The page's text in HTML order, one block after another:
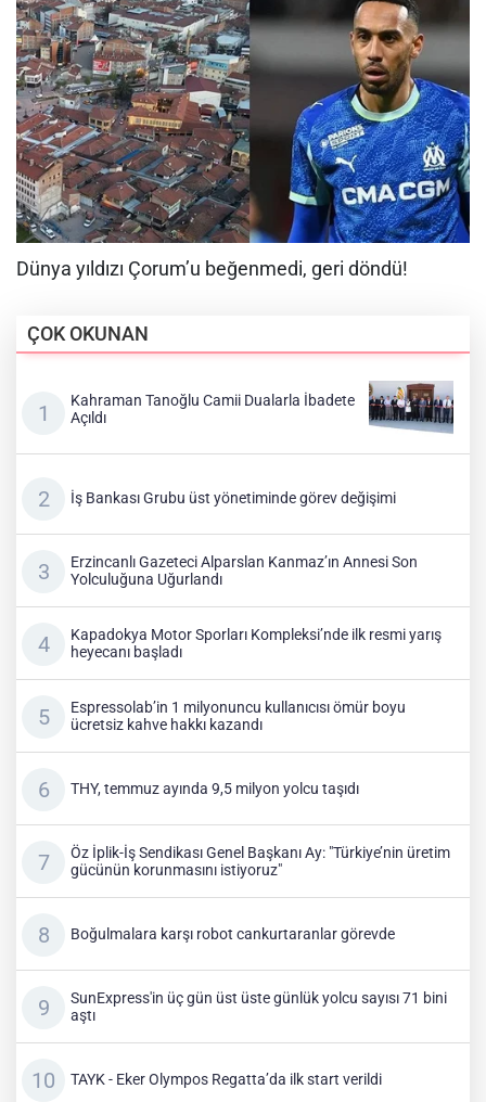
ÇOK OKUNAN
Kahraman Tanoğlu Camii Dualarla İbadete
Açıldı
İş Bankası Grubu üst yönetiminde görev değişimi
Erzincanlı Gazeteci Alparslan Kanmaz’ın Annesi Son
Yolculuğuna Uğurlandı
Kapadokya Motor Sporları Kompleksi’nde ilk resmi yarış
heyecanı başladı
Espressolab’in 1 milyonuncu kullanıcısı ömür boyu
ücretsiz kahve hakkı kazandı
THY, temmuz ayında 9,5 milyon yolcu taşıdı
Öz İplik-İş Sendikası Genel Başkanı Ay: "Türkiye’nin üretim
gücünün korunmasını istiyoruz"
Boğulmalara karşı robot cankurtaranlar görevde
SunExpress'in üç gün üst üste günlük yolcu sayısı 71 bini
aştı
TAYK - Eker Olympos Regatta’da ilk start verildi